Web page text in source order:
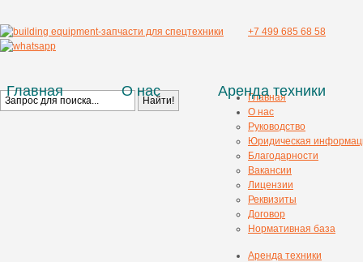
+7 499 685 68 58
Главная О нас Аренда техники
Главная
О нас
Руководство
Юридическая
Благодарности
Вакансии
Лицензии
Реквизиты
Договор
Нормативная база
Аренда техники